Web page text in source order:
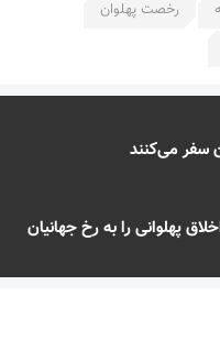
رخصت پهلوان
سفر می‌کنند
پهلوانی را به رخ جهانیان